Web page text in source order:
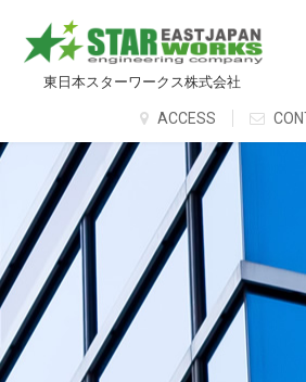
東日本スターワークス株式会社
ACCESS